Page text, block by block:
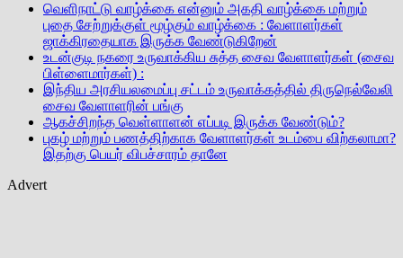
வெளிநாட்டு வாழ்க்கை என்னும் அகதி வாழ்க்கை மற்றும்
புதை சேற்றுக்குள் மூழ்கும் வாழ்க்கை : வேளாளர்கள்
ஜாக்கிரதையாக இருக்க வேண்டுகிறேன்
உடன்குடி நகரை உருவாக்கிய சுத்த சைவ வேளாளர்கள் (சைவ
பிள்ளைமார்கள்) :
இந்திய அரசியலமைப்பு சட்டம் உருவாக்கத்தில் திருநெல்வேலி
சைவ வேளாளரின் பங்கு
ஆகச்சிறந்த வெள்ளாளன் எப்படி இருக்க வேண்டும்?
புகழ் மற்றும் பணத்திற்காக வேளாளர்கள் உடம்பை விற்கலாமா?
இதற்கு பெயர் விபச்சாரம் தானே
Advert